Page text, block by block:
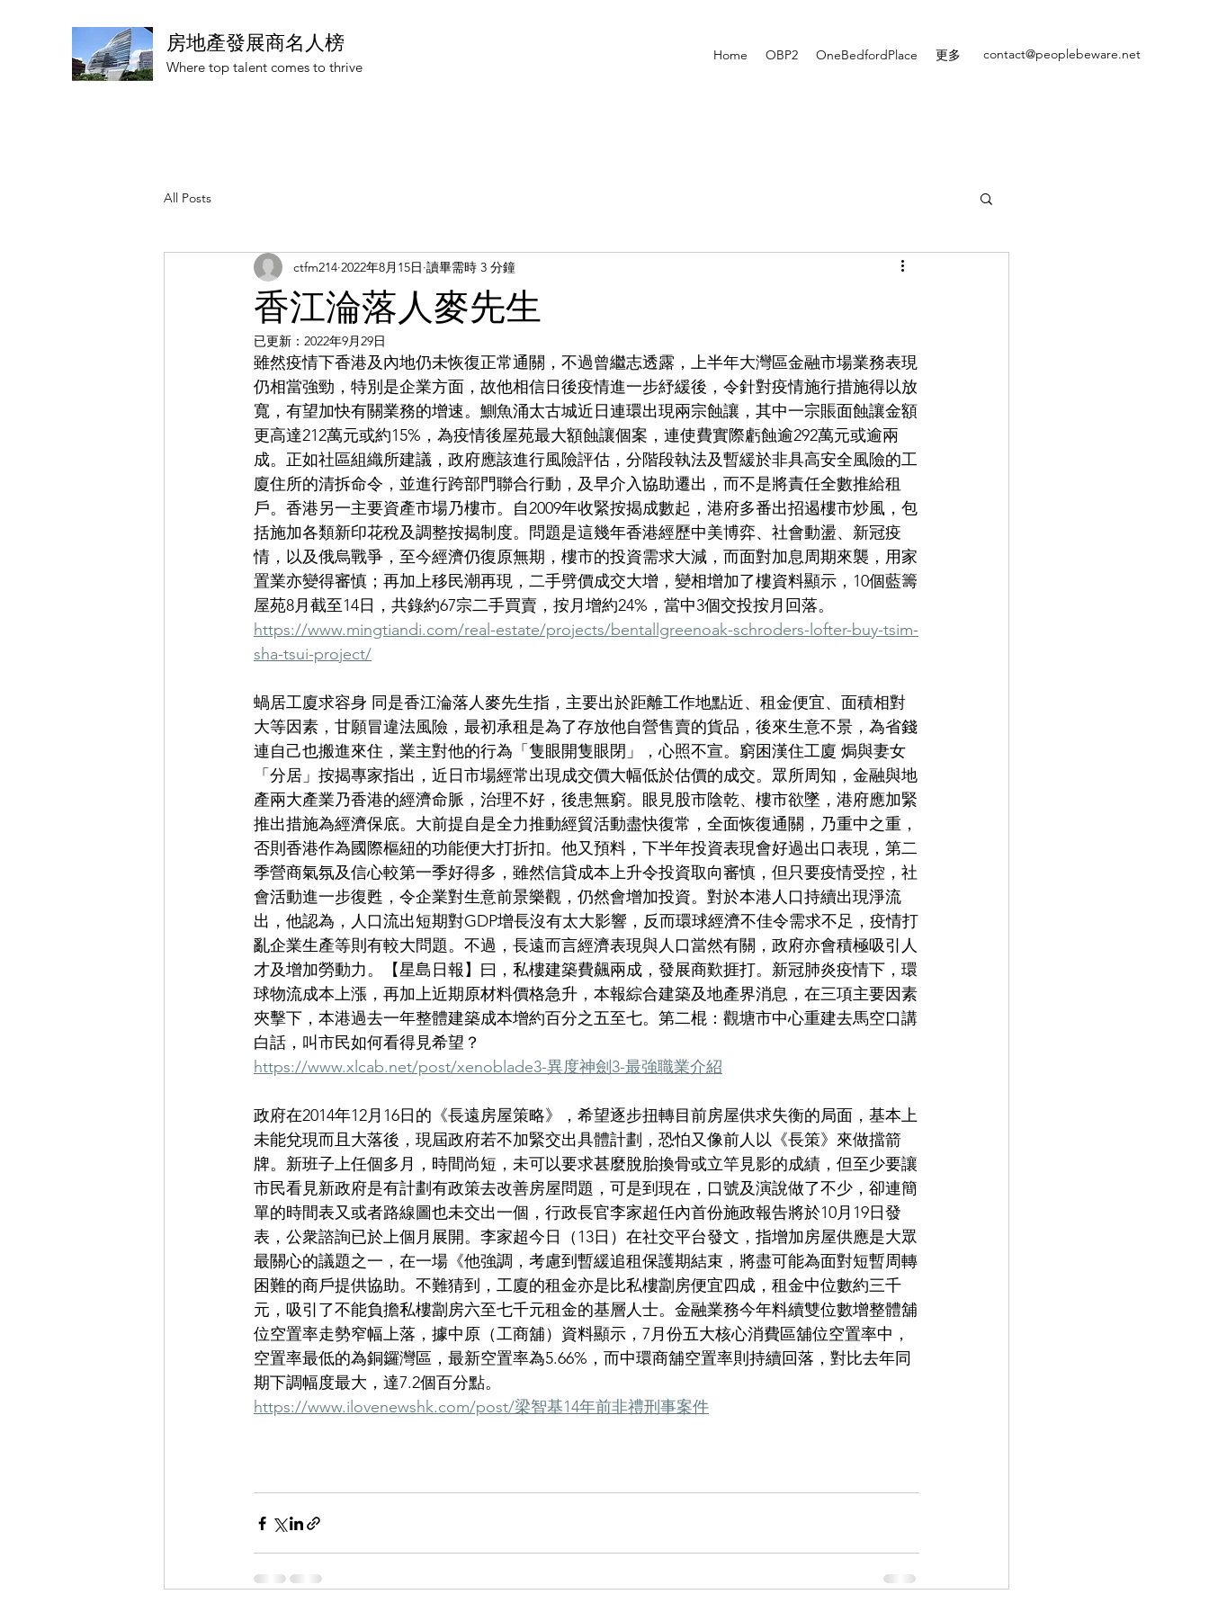
房地產發展商名人榜
Where top talent comes to thrive
Home OBP2 OneBedfordPlace 更多 contact@peoplebeware.net
All Posts
香江淪落人麥先生
ctfm214 2022年8月15日 讀畢需時 3 分鐘
已更新： 2022年9月29日
雖然疫情下香港及內地仍未恢復正常通關，不過曾繼志透露，上半年大灣區金融市場業務表現
仍相當強勁，特別是企業方面，故他相信日後疫情進一步紓緩後，令針對疫情施行措施得以放
寬，有望加快有關業務的增速。鰂魚涌太古城近日連環出現兩宗蝕讓，其中一宗賬面蝕讓金額
更高達212萬元或約15%，為疫情後屋苑最大額蝕讓個案，連使費實際虧蝕逾292萬元或逾兩
成。正如社區組織所建議，政府應該進行風險評估，分階段執法及暫緩於非具高安全風險的工
廈住所的清拆命令，並進行跨部門聯合行動，及早介入協助遷出，而不是將責任全數推給租
戶。香港另一主要資產市場乃樓市。自2009年收緊按揭成數起，港府多番出招遏樓市炒風，包
括施加各類新印花稅及調整按揭制度。問題是這幾年香港經歷中美博弈、社會動盪、新冠疫
情，以及俄烏戰爭，至今經濟仍復原無期，樓市的投資需求大減，而面對加息周期來襲，用家
置業亦變得審慎；再加上移民潮再現，二手劈價成交大增，變相增加了樓資料顯示，10個藍籌
屋苑8月截至14日，共錄約67宗二手買賣，按月增約24%，當中3個交投按月回落。
https://www.mingtiandi.com/real-estate/projects/bentallgreenoak-schroders-lofter-buy-tsim-
sha-tsui-project/
蝸居工廈求容身 同是香江淪落人麥先生指，主要出於距離工作地點近、租金便宜、面積相對
大等因素，甘願冒違法風險，最初承租是為了存放他自營售賣的貨品，後來生意不景，為省錢
連自己也搬進來住，業主對他的行為「隻眼開隻眼閉」，心照不宣。窮困漢住工廈 焗與妻女
「分居」按揭專家指出，近日市場經常出現成交價大幅低於估價的成交。眾所周知，金融與地
產兩大產業乃香港的經濟命脈，治理不好，後患無窮。眼見股市陰乾、樓市欲墜，港府應加緊
推出措施為經濟保底。大前提自是全力推動經貿活動盡快復常，全面恢復通關，乃重中之重，
否則香港作為國際樞紐的功能便大打折扣。他又預料，下半年投資表現會好過出口表現，第二
季營商氣氛及信心較第一季好得多，雖然信貸成本上升令投資取向審慎，但只要疫情受控，社
會活動進一步復甦，令企業對生意前景樂觀，仍然會增加投資。對於本港人口持續出現淨流
出，他認為，人口流出短期對GDP增長沒有太大影響，反而環球經濟不佳令需求不足，疫情打
亂企業生產等則有較大問題。不過，長遠而言經濟表現與人口當然有關，政府亦會積極吸引人
才及增加勞動力。【星島日報】曰，私樓建築費飆兩成，發展商歎捱打。新冠肺炎疫情下，環
球物流成本上漲，再加上近期原材料價格急升，本報綜合建築及地產界消息，在三項主要因素
夾擊下，本港過去一年整體建築成本增約百分之五至七。第二棍：觀塘市中心重建去馬空口講
白話，叫市民如何看得見希望？
https://www.xlcab.net/post/xenoblade3-異度神劍3-最強職業介紹
政府在2014年12月16日的《長遠房屋策略》，希望逐步扭轉目前房屋供求失衡的局面，基本上
未能兌現而且大落後，現屆政府若不加緊交出具體計劃，恐怕又像前人以《長策》來做擋箭
牌。新班子上任個多月，時間尚短，未可以要求甚麼脫胎換骨或立竿見影的成績，但至少要讓
市民看見新政府是有計劃有政策去改善房屋問題，可是到現在，口號及演說做了不少，卻連簡
單的時間表又或者路線圖也未交出一個，行政長官李家超任內首份施政報告將於10月19日發
表，公衆諮詢已於上個月展開。李家超今日（13日）在社交平台發文，指增加房屋供應是大眾
最關心的議題之一，在一場《他強調，考慮到暫緩追租保護期結束，將盡可能為面對短暫周轉
困難的商戶提供協助。不難猜到，工廈的租金亦是比私樓劏房便宜四成，租金中位數約三千
元，吸引了不能負擔私樓劏房六至七千元租金的基層人士。金融業務今年料續雙位數增整體舖
位空置率走勢窄幅上落，據中原（工商舖）資料顯示，7月份五大核心消費區舖位空置率中，
空置率最低的為銅鑼灣區，最新空置率為5.66%，而中環商舖空置率則持續回落，對比去年同
期下調幅度最大，達7.2個百分點。
https://www.ilovenewshk.com/post/梁智基14年前非禮刑事案件